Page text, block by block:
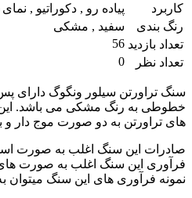
کاربرد
پیاده رو , دکوراتیو ,
رنگ بندی
سفید , مشکی
تعداد بازدید 56
تعداد نظر
0
سنگ تراورتن سیلور ونگوگ دارای
خطوطی به رنگ مشکی می باشد.
های تراورتن به دو صورت موج دار
صادرات این سنگ اغلب به صورت
فرآوری این سنگ اغلب به صورت
نمونه فرآوری های این سنگ میتوان